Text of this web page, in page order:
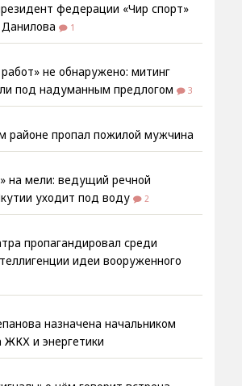
федерации «Чир спорт»
1
не обнаружено: митинг
под надуманным предлогом
3
районе пропал пожилой мужчина
на мели: ведущий речной
уходит под воду
2
пропагандировал среди
идеи вооруженного
назначена начальником
и энергетики